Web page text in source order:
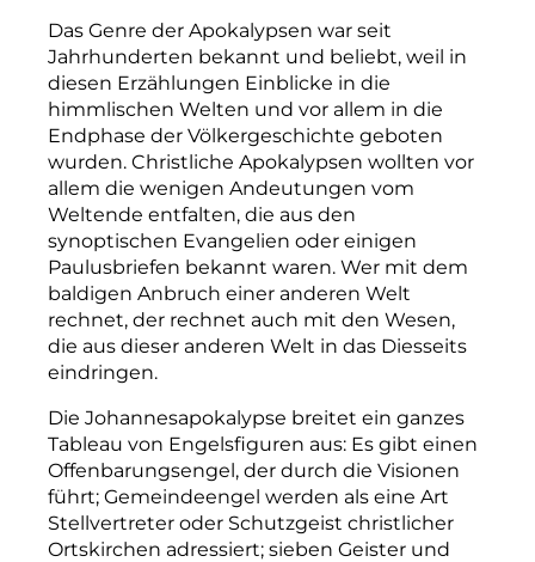
Das Genre der Apokalypsen war seit
Jahrhunderten bekannt und beliebt, weil in
diesen Erzählungen Einblicke in die
himmlischen Welten und vor allem in die
Endphase der Völkergeschichte geboten
wurden. Christliche Apokalypsen wollten vor
allem die wenigen Andeutungen vom
Weltende entfalten, die aus den
synoptischen Evangelien oder einigen
Paulusbriefen bekannt waren. Wer mit dem
baldigen Anbruch einer anderen Welt
rechnet, der rechnet auch mit den Wesen,
die aus dieser anderen Welt in das Diesseits
eindringen.
Die Johannesapokalypse breitet ein ganzes
Tableau von Engelsfiguren aus: Es gibt einen
Offenbarungsengel, der durch die Visionen
führt; Gemeindeengel werden als eine Art
Stellvertreter oder Schutzgeist christlicher
Ortskirchen adressiert; sieben Geister und